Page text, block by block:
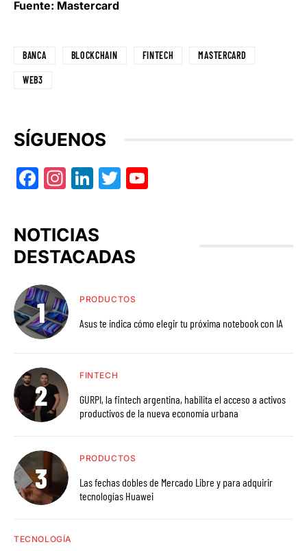
Fuente: Mastercard
BANCA BLOCKCHAIN FINTECH MASTERCARD
WEB3
SÍGUENOS
Facebook
Instagram
LinkedIn
Twitter
NOTICIAS
DESTACADAS
PRODUCTOS
Asus te indica cómo elegir tu próxima notebook con IA
FINTECH
GURPI, la fintech argentina, habilita el acceso a activos
productivos de la nueva economía urbana
PRODUCTOS
Las fechas dobles de Mercado Libre y para adquirir
tecnologías Huawei
TECNOLOGÍA